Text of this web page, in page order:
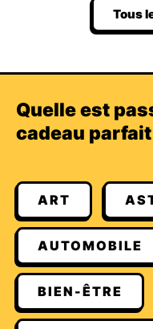
Tous
Quelle est
cadeau parfait
ART
AUTOMOBILE
BIEN-ÊTRE